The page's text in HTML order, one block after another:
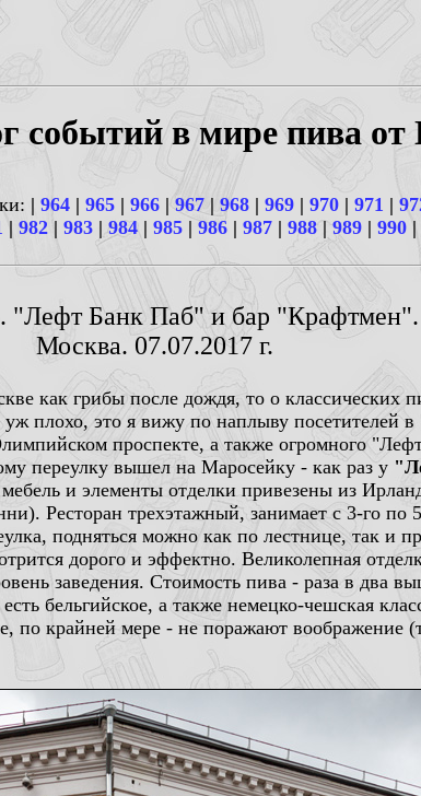
событий в мире пива от
| 964 | 965 | 966 | 967 | 968 | 969 | 970 | 971 |
| 982 | 983 |984| 985 | 986 | 987 | 988| 989 | 990 |
"Лефт Банк Паб" и бар "Крафтмен".
Москва. 07.07.2017 г.
как грибы после дождя, то о классических
уж плохо, это я вижу по наплыву
проспекте, а также огромного
переулку вышел на Маросейку - как раз у
и элементы отделки привезены из
Ресторан трехэтажный, занимает с 3-го по
подняться можно как по лестнице, так и
дорого и эффектно. Великолепная
заведения. Стоимость пива - раза в два
бельгийское, а также немецко-чешская
по крайней мере - не поражают воображение